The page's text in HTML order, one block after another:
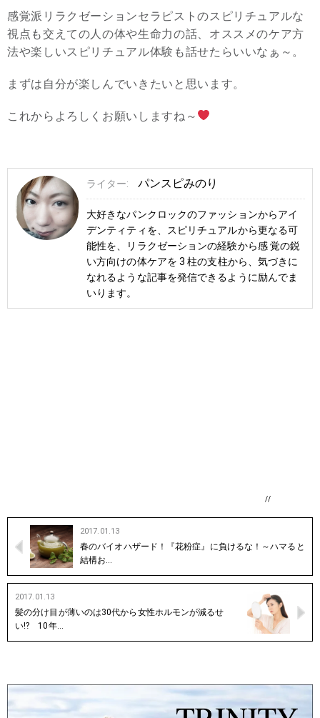
感覚派リラクゼーションセラピストのスピリチュアルな
視点も交えての人の体や生命力の話、オススメのケア方
法や楽しいスピリチュアル体験も話せたらいいなぁ～。
まずは自分が楽しんでいきたいと思います。
これからよろしくお願いしますね～
ライター: パンスピみのり
大好きなパンクロックのファッションからアイ
デンティティを、スピリチュアルから更なる可
能性を、リラクゼーションの経験から感 覚の鋭
い方向けの体ケアを 3 柱の支柱から、気づきに
なれるような記事を発信できるように励んでま
いります。
//
2017.01.13
春のバイオハザード！『花粉症』に負けるな！～ハマると
結構お…
2017.01.13
髪の分け目が薄いのは30代から女性ホルモンが減るせ
い⁉︎ 10年…